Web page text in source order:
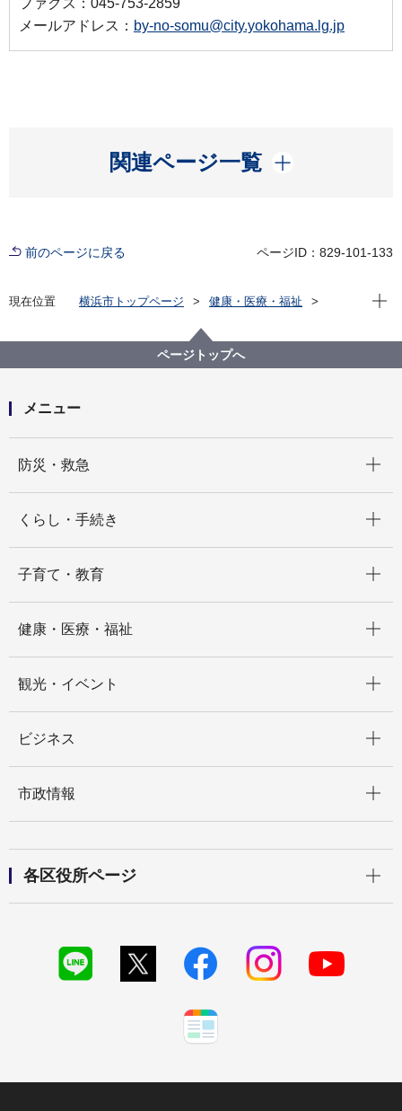
メールアドレス： by-no-somu@city.yokohama.lg.jp
関連ページ一覧
開く
前のページに戻る ページID：829-101-133
現在位置 横浜市トップページ
健康・医療・福祉
横浜市立脳卒中・神経脊椎センター
新型コロナウイルス感染症発生について(7月19日16時
現在）
現在
ページトップへ
メニュー
防災・救急
くらし・手続き
子育て・教育
健康・医療・福祉
観光・イベント
ビジネス
市政情報
各区役所ページ